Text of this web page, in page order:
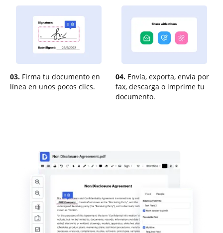
03. Firma tu documento en
línea en unos pocos clics.
04. Envía, exporta, envía por
fax, descarga o imprime tu
documento.